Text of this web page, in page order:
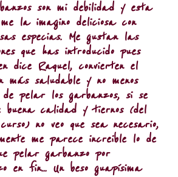
son mi debilidad y esta
la imagino deliciosa con
especias. Me gustan las
que has introducido pues
dice Raquel, convierten el
más saludable y no menos
pelar los garbanzos, si se
buena calidad y tiernos (del
no veo que sea necesario,
me parece increible lo de
pelar garbanzo por
en fin... Un beso guapísima